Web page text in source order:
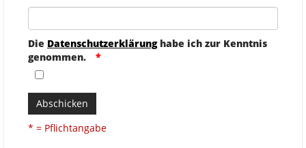
Die Datenschutzerklärunghabe ich zur Kenntnis
genommen.
Abschicken
* = Pflichtangabe